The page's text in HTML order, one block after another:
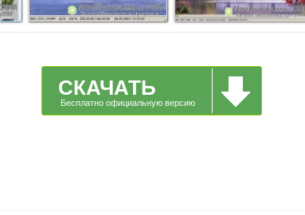
СКАЧАТЬ
Бесплатно официальную версию